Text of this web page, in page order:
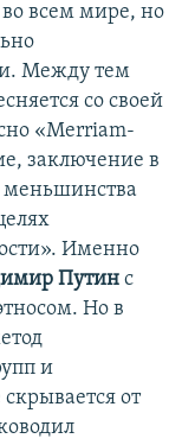
всем мире, но
Между тем
со своей
«Merriam-
заключение в
меньшинства
Именно
Путин с
Но в
и
от